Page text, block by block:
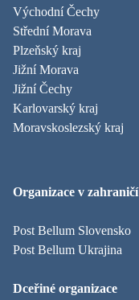
Východní Čechy
Střední Morava
Plzeňský kraj
Jižní Morava
Jižní Čechy
Karlovarský kraj
Moravskoslezský kraj
Organizace v zahraničí
Post Bellum Slovensko
Post Bellum Ukrajina
Dceřiné organizace